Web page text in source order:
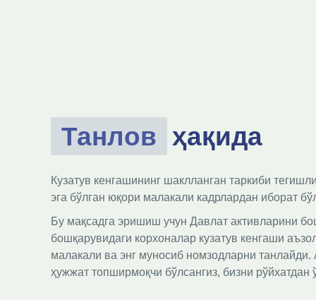
Танлов ҳақида
Кузатув кенгашининг шаклланган таркиби
эга бўлган юқори малакали кадрлардан иборат
Бу мақсадга эришиш учун Давлат активларини
бошқарувидаги корхоналар кузатув кенгаши
малакали ва энг муносиб номзодларни танлайди.
ҳужжат топширмоқчи бўлсангиз, бизни рўйхатдан